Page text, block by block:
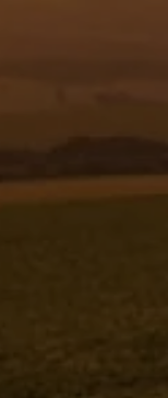
35C 8.8 -